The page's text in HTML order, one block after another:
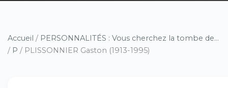
Accueil / PERSONNALITÉS : Vous cherchez la tombe de...
/ P / PLISSONNIER Gaston (1913-1995)